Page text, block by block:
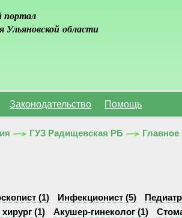
портал
Ульяновской области
Законодательство Помощь
ГУЗ Радищевская РБ Главное
(1) Инфекционист (5)
(1) Акушер-гинеколог (1)